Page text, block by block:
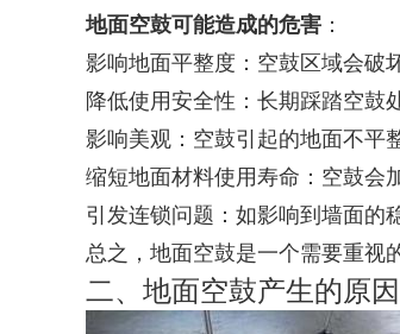
地面空鼓可能造成的危害 ：
影响地面平整度：空鼓区域会破
降低使用安全性：长期踩踏空鼓
影响美观：空鼓引起的地面不平
缩短地面材料使用寿命：空鼓会
引发连锁问题：如影响到墙面的
总之，地面空鼓是一个需要重视
二、地面空鼓产生的原因